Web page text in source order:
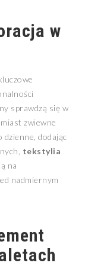
w
sprawdzą się w
zwiewne
dodając
tekstylia
na
nadmiernym